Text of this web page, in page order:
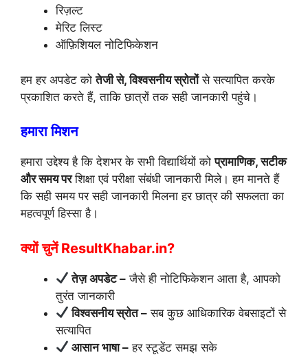
रिज़ल्ट
मेरिट लिस्ट
ऑफ़िशियल नोटिफिकेशन
हम हर अपडेट कोतेजी से, विश्वसनीय स्रोतोंसे सत्यापित करके
प्रकाशित करते हैं, ताकि छात्रों तक सही जानकारी पहुंचे।
हमारा मिशन
हमारा उद्देश्य है कि देशभर के सभी विद्यार्थियों कोप्रामाणिक, सटीक
और समय परशिक्षा एवं परीक्षा संबंधी जानकारी मिले। हम मानते हैं
कि सही समय पर सही जानकारी मिलना हर छात्र की सफलता का
महत्वपूर्ण हिस्सा है।
क्यों चुनें ResultKhabar.in?
तेज़ अपडेट – जैसे ही नोटिफिकेशन आता है, आपको
तुरंत जानकारी
विश्वसनीय स्रोत – सब कुछ आधिकारिक वेबसाइटों से
सत्यापित
आसान भाषा – हर स्टूडेंट समझ सके